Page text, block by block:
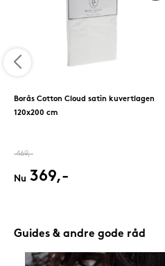
Borås Cotton Cloud satin kuvertlagen
120x200 cm
469,-
Nu 369,-
Guides & andre gode råd